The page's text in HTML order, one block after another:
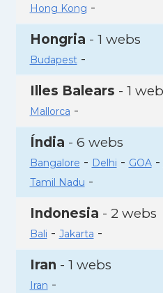
Hong Kong -
Hongria - 1 webs
Budapest-
Illes Balears - 1
Mallorca -
Índia - 6 webs
Bangalore - Delhi - GOA-
Tamil Nadu -
Indonesia - 2 webs
Bali - Jakarta -
Iran - 1 webs
Iran -